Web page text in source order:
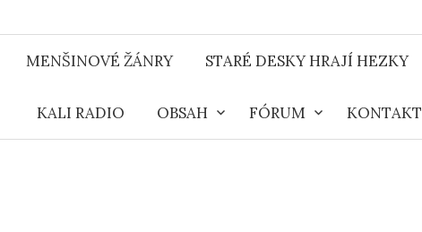
MENŠINOVÉ ŽÁNRY STARÉ DESKY HRAJÍ HEZKY
KALI RADIO OBSAH FÓRUM KONTAKT